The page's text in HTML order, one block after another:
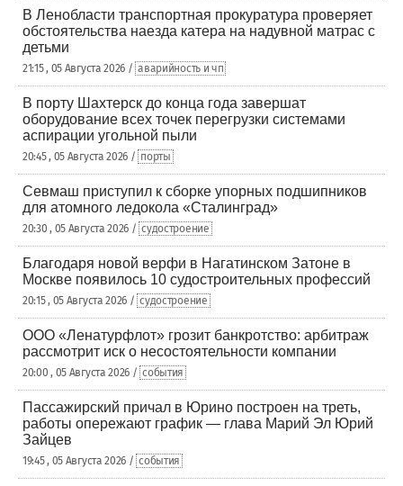
В Ленобласти транспортная прокуратура проверяет
обстоятельства наезда катера на надувной матрас с
детьми
21:15 , 05 Августа 2026 / аварийность и чп
В порту Шахтерск до конца года завершат
оборудование всех точек перегрузки системами
аспирации угольной пыли
20:45 , 05 Августа 2026 / порты
Севмаш приступил к сборке упорных подшипников
для атомного ледокола «Сталинград»
20:30 , 05 Августа 2026 / судостроение
Благодаря новой верфи в Нагатинском Затоне в
Москве появилось 10 судостроительных профессий
20:15 , 05 Августа 2026 / судостроение
ООО «Ленатурфлот» грозит банкротство: арбитраж
рассмотрит иск о несостоятельности компании
20:00 , 05 Августа 2026 / события
Пассажирский причал в Юрино построен на треть,
работы опережают график — глава Марий Эл Юрий
Зайцев
19:45 , 05 Августа 2026 / события